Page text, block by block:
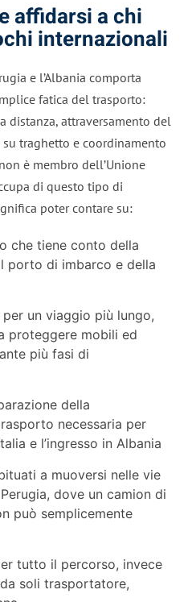
affidarsi a chi
internazionali
e l’Albania comporta
fatica del trasporto:
distanza, attraversamento del
traghetto e coordinamento
è membro dell’Unione
di questo tipo di
poter contare su:
che tiene conto della
porto di imbarco e della
un viaggio più lungo,
proteggere mobili ed
più fasi di
della
necessaria per
e l’ingresso in Albania
a muoversi nelle vie
dove un camion di
può semplicemente
tutto il percorso, invece
soli trasportatore,